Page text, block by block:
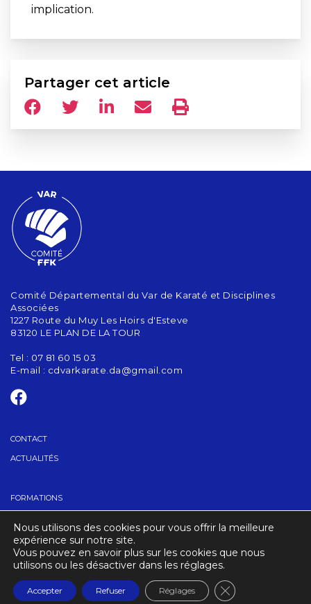
implication.
Partager cet article
Comité Départemental du Var de Karaté et Disciplines
Associées
1227 Route du Muy Les Hoirs d'Esteve
83120 LE PLAN DE LA TOUR
Tel : 07 81 60 15 03
E-mail : cdvarkarate.da@gmail.com
CONTACT
ACTUALITÉS
FORMATIONS
TROUVER UN CLUB
CRÉDITS MENTIONS LÉGALES
Nous utilisons des cookies pour vous offrir la meilleure
expérience sur notre site.
Vous pouvez en savoir plus sur les cookies que nous
utilisons ou les désactiver dans les réglages.
Accepter Refuser Réglages Fermer la